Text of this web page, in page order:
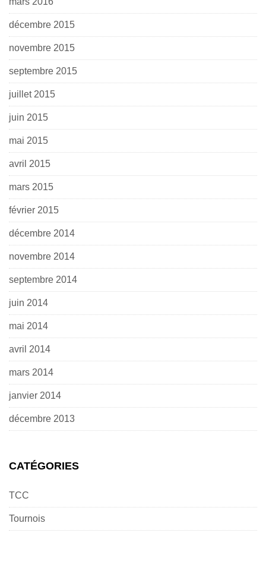
décembre 2015
novembre 2015
septembre 2015
juillet 2015
juin 2015
mai 2015
avril 2015
mars 2015
février 2015
décembre 2014
novembre 2014
septembre 2014
juin 2014
mai 2014
avril 2014
mars 2014
janvier 2014
décembre 2013
CATÉGORIES
TCC
Tournois